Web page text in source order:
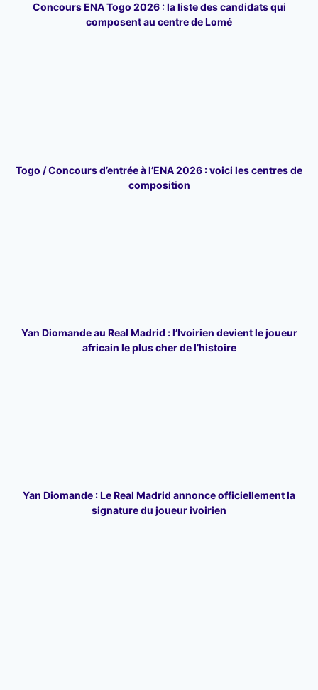
Concours ENA Togo 2026 : la liste des candidats qui
composent au centre de Lomé
Togo / Concours d’entrée à l’ENA 2026 : voici les centres de
composition
Yan Diomande au Real Madrid : l’Ivoirien devient le joueur
africain le plus cher de l’histoire
Yan Diomande : Le Real Madrid annonce officiellement la
signature du joueur ivoirien